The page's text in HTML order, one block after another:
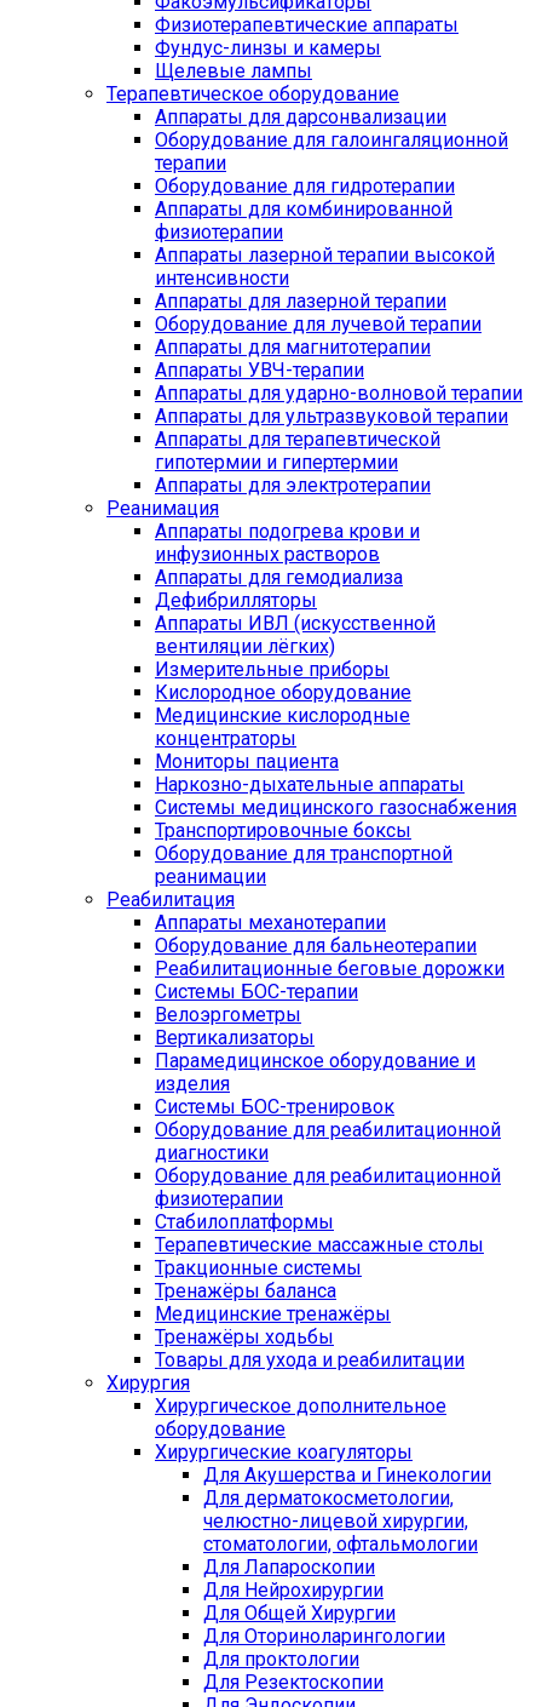
Физиотерапевтические аппараты
Фундус-линзы и камеры
Щелевые лампы
Терапевтическое оборудование
Аппараты для дарсонвализации
Оборудование для галоингаляционной
терапии
Оборудование для гидротерапии
Аппараты для комбинированной
физиотерапии
Аппараты лазерной терапии высокой
интенсивности
Аппараты для лазерной терапии
Оборудование для лучевой терапии
Аппараты для магнитотерапии
Аппараты УВЧ-терапии
Аппараты для ударно-волновой терапии
Аппараты для ультразвуковой терапии
Аппараты для терапевтической
гипотермии и гипертермии
Аппараты для электротерапии
Реанимация
Аппараты подогрева крови и
инфузионных растворов
Аппараты для гемодиализа
Дефибрилляторы
Аппараты ИВЛ (искусственной
вентиляции лёгких)
Измерительные приборы
Кислородное оборудование
Медицинские кислородные
концентраторы
Мониторы пациента
Наркозно-дыхательные аппараты
Системы медицинского газоснабжения
Транспортировочные боксы
Оборудование для транспортной
реанимации
Реабилитация
Аппараты механотерапии
Оборудование для бальнеотерапии
Реабилитационные беговые дорожки
Системы БОС-терапии
Велоэргометры
Вертикализаторы
Парамедицинское оборудование и
изделия
Системы БОС-тренировок
Оборудование для реабилитационной
диагностики
Оборудование для реабилитационной
физиотерапии
Стабилоплатформы
Терапевтические массажные столы
Тракционные системы
Тренажёры баланса
Медицинские тренажёры
Тренажёры ходьбы
Товары для ухода и реабилитации
Хирургия
Хирургическое дополнительное
оборудование
Хирургические коагуляторы
Для Акушерства и Гинекологии
Для дерматокосметологии,
челюстно-лицевой хирургии,
стоматологии, офтальмологии
Для Лапароскопии
Для Нейрохирургии
Для Общей Хирургии
Для Оториноларингологии
Для проктологии
Для Резектоскопии